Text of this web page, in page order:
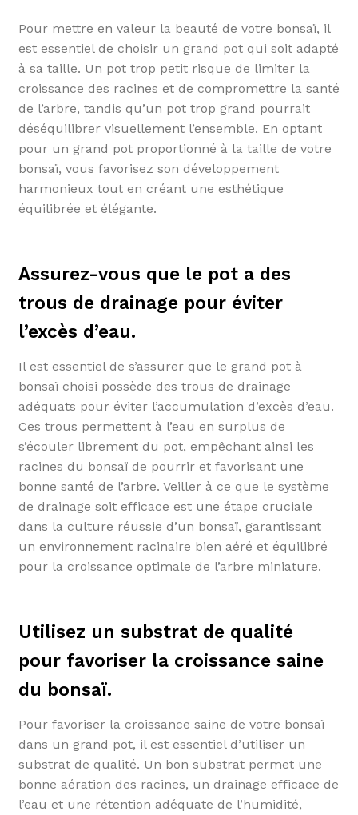
Pour mettre en valeur la beauté de votre bonsaï, il
est essentiel de choisir un grand pot qui soit adapté
à sa taille. Un pot trop petit risque de limiter la
croissance des racines et de compromettre la santé
de l’arbre, tandis qu’un pot trop grand pourrait
déséquilibrer visuellement l’ensemble. En optant
pour un grand pot proportionné à la taille de votre
bonsaï, vous favorisez son développement
harmonieux tout en créant une esthétique
équilibrée et élégante.
Assurez-vous que le pot a des
trous de drainage pour éviter
l’excès d’eau.
Il est essentiel de s’assurer que le grand pot à
bonsaï choisi possède des trous de drainage
adéquats pour éviter l’accumulation d’excès d’eau.
Ces trous permettent à l’eau en surplus de
s’écouler librement du pot, empêchant ainsi les
racines du bonsaï de pourrir et favorisant une
bonne santé de l’arbre. Veiller à ce que le système
de drainage soit efficace est une étape cruciale
dans la culture réussie d’un bonsaï, garantissant
un environnement racinaire bien aéré et équilibré
pour la croissance optimale de l’arbre miniature.
Utilisez un substrat de qualité
pour favoriser la croissance saine
du bonsaï.
Pour favoriser la croissance saine de votre bonsaï
dans un grand pot, il est essentiel d’utiliser un
substrat de qualité. Un bon substrat permet une
bonne aération des racines, un drainage efficace de
l’eau et une rétention adéquate de l’humidité,